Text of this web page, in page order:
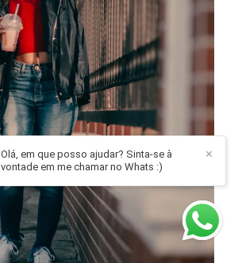
✕
Olá, em que posso ajudar? Sinta-se à
vontade em me chamar no Whats :)